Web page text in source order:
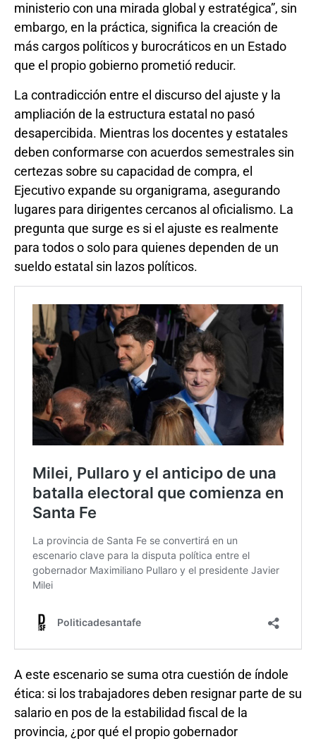
ministerio con una mirada global y estratégica”, sin
embargo, en la práctica, significa la creación de
más cargos políticos y burocráticos en un Estado
que el propio gobierno prometió reducir.
La contradicción entre el discurso del ajuste y la
ampliación de la estructura estatal no pasó
desapercibida. Mientras los docentes y estatales
deben conformarse con acuerdos semestrales sin
certezas sobre su capacidad de compra, el
Ejecutivo expande su organigrama, asegurando
lugares para dirigentes cercanos al oficialismo. La
pregunta que surge es si el ajuste es realmente
para todos o solo para quienes dependen de un
sueldo estatal sin lazos políticos.
A este escenario se suma otra cuestión de índole
ética: si los trabajadores deben resignar parte de su
salario en pos de la estabilidad fiscal de la
provincia, ¿por qué el propio gobernador